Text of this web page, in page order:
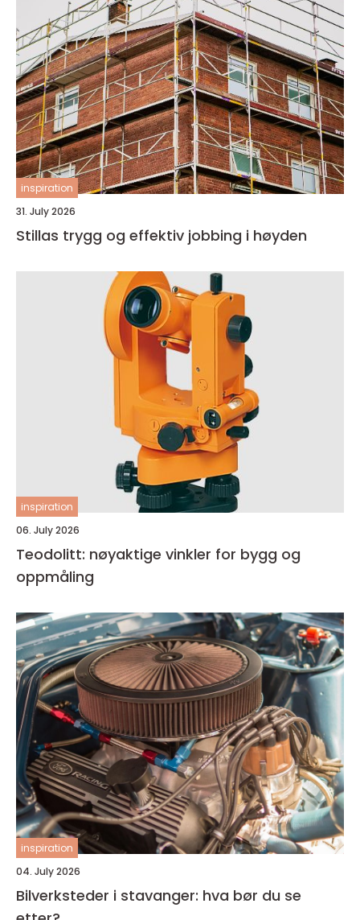
inspiration
31. July 2026
Stillas trygg og effektiv jobbing i høyden
inspiration
06. July 2026
Teodolitt: nøyaktige vinkler for bygg og
oppmåling
inspiration
04. July 2026
Bilverksteder i stavanger: hva bør du se